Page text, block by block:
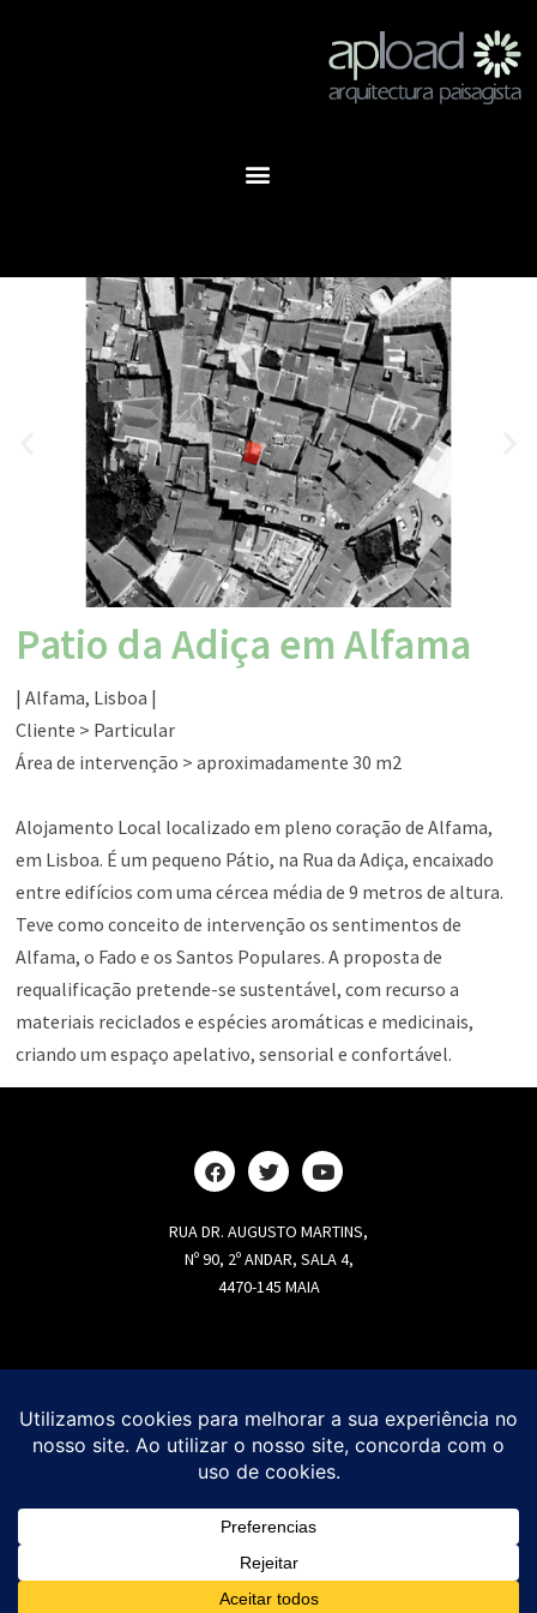
Patio da Adiça em Alfama
| Alfama, Lisboa |
Cliente > Particular
Área de intervenção > aproximadamente 30 m2
Alojamento Local localizado em pleno coração de Alfama,
em Lisboa. É um pequeno Pátio, na Rua da Adiça, encaixado
entre edifícios com uma cércea média de 9 metros de altura.
Teve como conceito de intervenção os sentimentos de
Alfama, o Fado e os Santos Populares. A proposta de
requalificação pretende-se sustentável, com recurso a
materiais reciclados e espécies aromáticas e medicinais,
criando um espaço apelativo, sensorial e confortável.
RUA DR. AUGUSTO MARTINS,
Nº 90, 2º ANDAR, SALA 4,
4470-145 MAIA
AVALIAÇÃO E PLANEAMENTO SOCIAL